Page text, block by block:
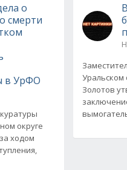
о
смерти
в УрФО
округе
ходом
Золотов